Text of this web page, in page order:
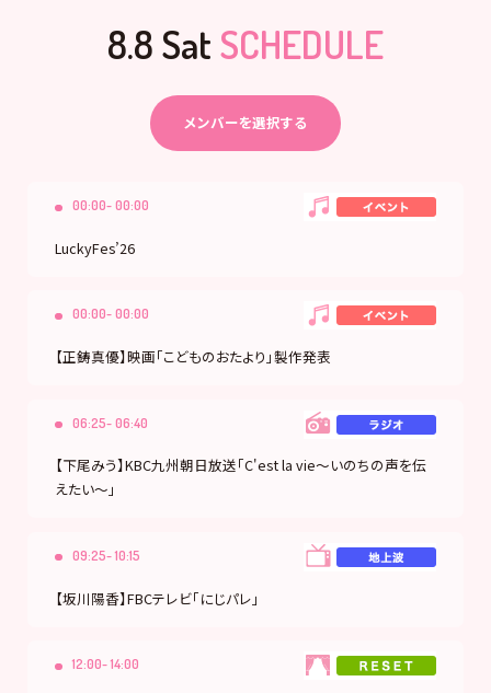
8.8 Sat SCHEDULE
メンバーを選択する
00:00- 00:00
LuckyFes’26
00:00- 00:00
【正鋳真優】映画「こどものおたより」製作発表
06:25- 06:40
【下尾みう】KBC九州朝日放送「C'est la vie〜いのちの声を伝
えたい〜」
09:25- 10:15
【坂川陽香】FBCテレビ「にじパレ」
12:00- 14:00